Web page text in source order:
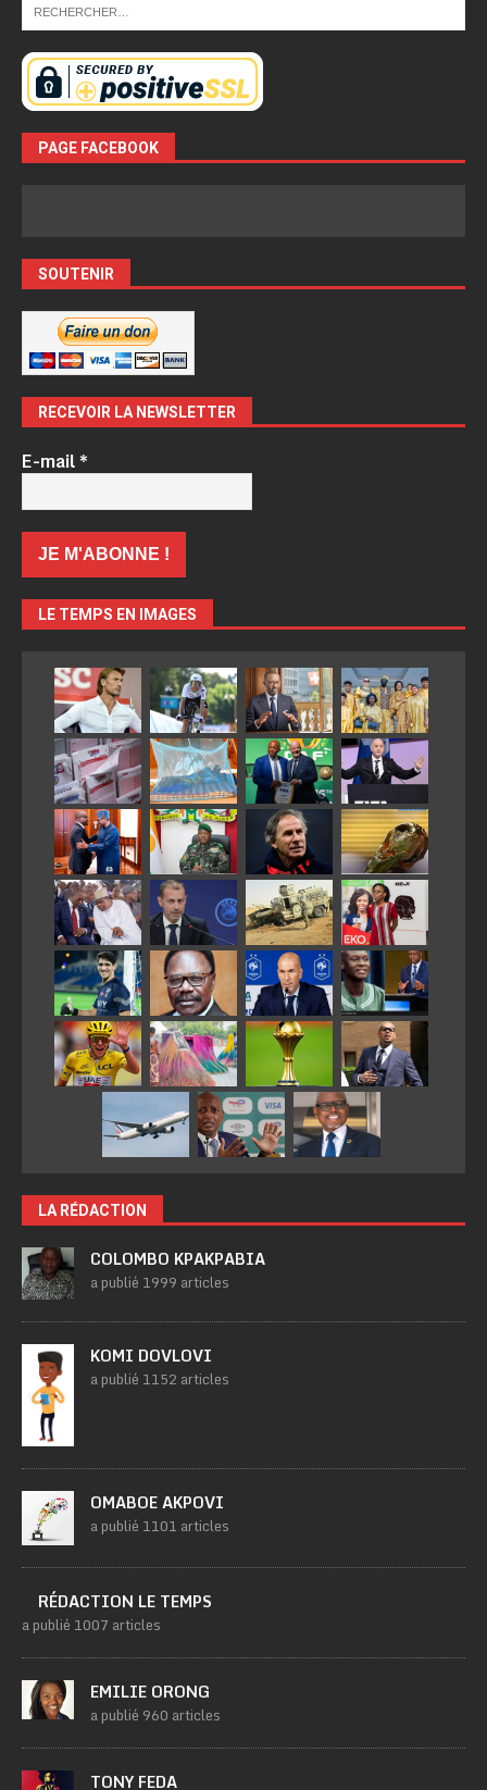
PAGE FACEBOOK
SOUTENIR
RECEVOIR LA NEWSLETTER
E-mail*
LE TEMPS EN IMAGES
LA RÉDACTION
COLOMBO KPAKPABIA
a publié 1999 articles
KOMI DOVLOVI
a publié 1152 articles
OMABOE AKPOVI
a publié 1101 articles
RÉDACTION LE TEMPS
a publié 1007 articles
EMILIE ORONG
a publié 960 articles
TONY FEDA